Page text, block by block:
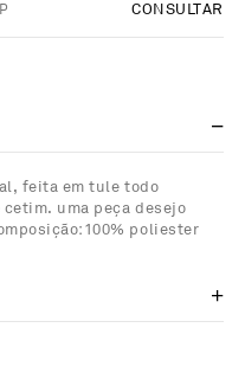
CONSULTAR
feita em tule todo
uma peça desejo
poliester